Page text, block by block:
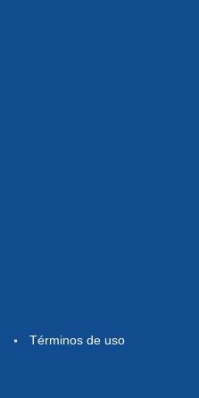
Términos de uso